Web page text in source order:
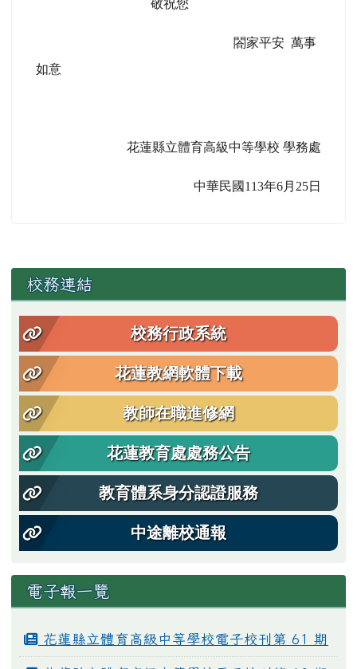
敬祝您
閤家平安 萬事
如意
花蓮縣立體育高級中等學校 學務處
中華民國113年6月25日
左邊區域內容
校務連結
校務行政系統
花蓮教網軟體下載
教師在職進修網
花蓮教育處處務公告
教育體系身分認證服務
中途離校通報
電子報一覽
花蓮縣立體育高級中等學校電子校刊第 61 期